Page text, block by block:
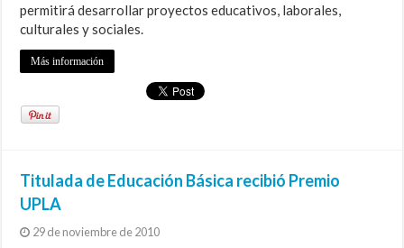
permitirá desarrollar proyectos educativos, laborales,
culturales y sociales.
Más información
Titulada de Educación Básica recibió Premio
UPLA
29 de noviembre de 2010